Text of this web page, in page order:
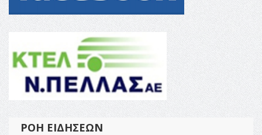
ΡΟΉ ΕΙΔΉΣΕΩΝ